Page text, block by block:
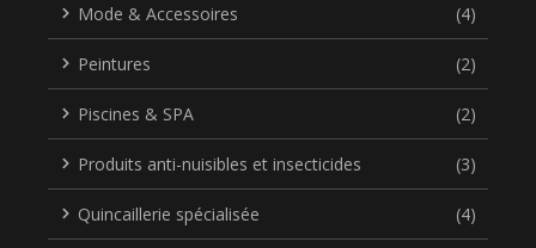
Mode & Accessoires (4)
Peintures (2)
Piscines & SPA (2)
Produits anti-nuisibles et insecticides (3)
Quincaillerie spécialisée (4)